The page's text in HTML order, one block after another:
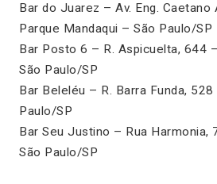
Bar do Juarez – Av. Eng.
Parque Mandaqui – São Paulo/SP
Bar Posto 6 – R. Aspicuelta, 644
São Paulo/SP
Bar Beleléu – R. Barra Funda,
Paulo/SP
Bar Seu Justino – Rua Harmonia,
São Paulo/SP